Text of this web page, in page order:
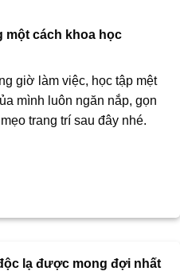
một cách khoa học
giờ làm việc, học tập mệt
mình luôn ngăn nắp, gọn
trang trí sau đây nhé.
lạ được mong đợi nhất